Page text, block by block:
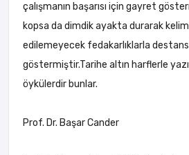
çalışmanın başarısı için gayret
kopsa da dimdik ayakta durarak
edilemeyecek fedakarlıklarla
göstermiştir.Tarihe altın harflerle
öykülerdir bunlar.
Prof. Dr. Başar Cander